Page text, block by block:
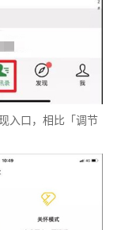
入口，相比「调节